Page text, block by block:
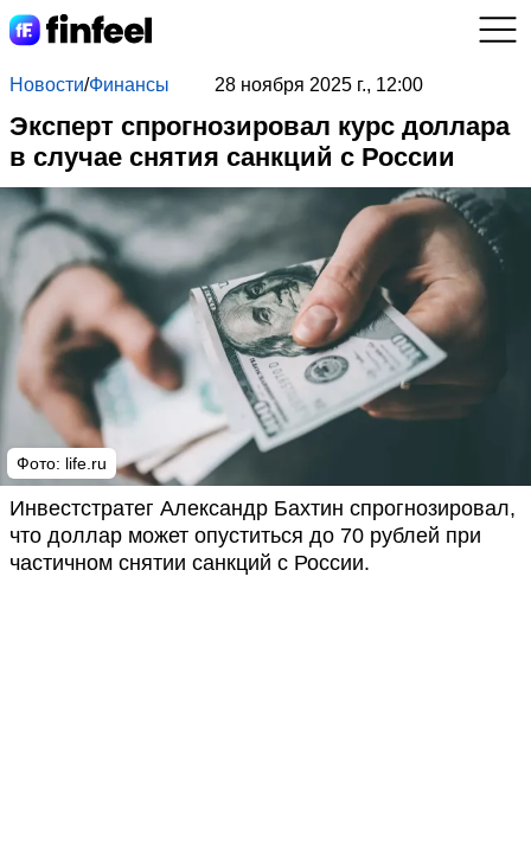
Новости/Финансы 28 ноября 2025 г., 12:00
Эксперт спрогнозировал курс доллара
в случае снятия санкций с России
Фото: life.ru
Инвестстратег Александр Бахтин спрогнозировал,
что доллар может опуститься до 70 рублей при
частичном снятии санкций с России.